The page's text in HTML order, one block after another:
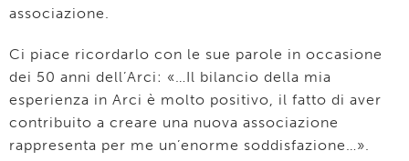
associazione.
Ci piace ricordarlo con le sue parole in occasione
dei 50 anni dell’Arci: «…Il bilancio della mia
esperienza in Arci è molto positivo, il fatto di aver
contribuito a creare una nuova associazione
rappresenta per me un’enorme soddisfazione…».